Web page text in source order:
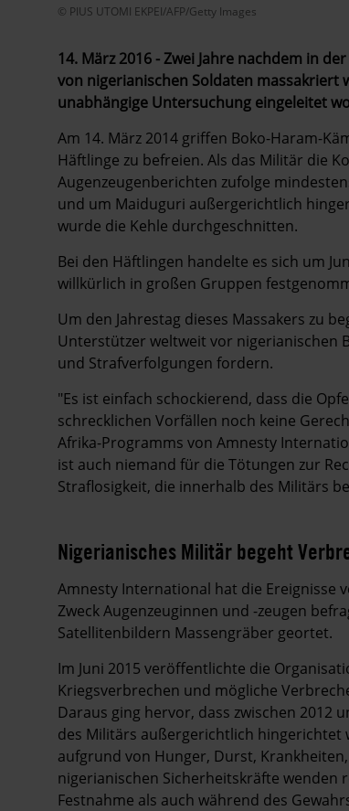
© PIUS UTOMI EKPEI/AFP/Getty Images
14. März 2016 - Zwei Jahre nachdem in
von nigerianischen Soldaten massakriert
unabhängige Untersuchung eingeleitet
Am 14. März 2014 griffen Boko-Haram-
Häftlinge zu befreien. Als das Militär die
Augenzeugenberichten zufolge
und um Maiduguri außergerichtlich
wurde die Kehle durchgeschnitten.
Bei den Häftlingen handelte es sich um
willkürlich in großen Gruppen
Um den Jahrestag dieses Massakers zu
Unterstützer weltweit vor nigerianischen
und Strafverfolgungen fordern.
"Es ist einfach schockierend, dass die
schrecklichen Vorfällen noch keine
Afrika-Programms von Amnesty
ist auch niemand für die Tötungen zur
Straflosigkeit, die innerhalb des Militärs
Nigerianisches Militär begeht
Amnesty International hat die Ereignisse
Zweck Augenzeuginnen und -zeugen
Satellitenbildern Massengräber geortet.
Im Juni 2015 veröffentlichte die
Kriegsverbrechen und mögliche
Daraus ging hervor, dass zwischen 2012
des Militärs außergerichtlich hingerichtet
aufgrund von Hunger, Durst,
nigerianischen Sicherheitskräfte wenden
Festnahme als auch während des